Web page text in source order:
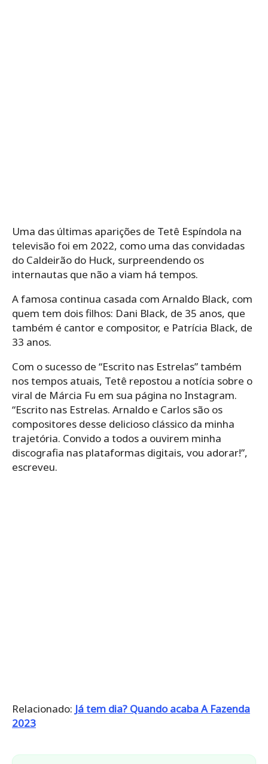
Uma das últimas aparições de Tetê Espíndola na
televisão foi em 2022, como uma das convidadas
do Caldeirão do Huck, surpreendendo os
internautas que não a viam há tempos.
A famosa continua casada com Arnaldo Black, com
quem tem dois filhos: Dani Black, de 35 anos, que
também é cantor e compositor, e Patrícia Black, de
33 anos.
Com o sucesso de “Escrito nas Estrelas” também
nos tempos atuais, Tetê repostou a notícia sobre o
viral de Márcia Fu em sua página no Instagram.
“Escrito nas Estrelas. Arnaldo e Carlos são os
compositores desse delicioso clássico da minha
trajetória. Convido a todos a ouvirem minha
discografia nas plataformas digitais, vou adorar!”,
escreveu.
Relacionado: Já tem dia? Quando acaba A Fazenda
2023